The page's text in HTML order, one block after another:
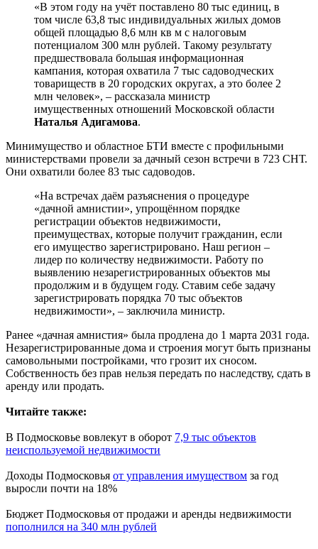
«В этом году на учёт поставлено 80 тыс единиц, в
том числе 63,8 тыс индивидуальных жилых домов
общей площадью 8,6 млн кв м с налоговым
потенциалом 300 млн рублей. Такому результату
предшествовала большая информационная
кампания, которая охватила 7 тыс садоводческих
товариществ в 20 городских округах, а это более 2
млн человек», – рассказала министр
имущественных отношений Московской области
Наталья Адигамова.
Минимущество и областное БТИ вместе с профильными
министерствами провели за дачный сезон встречи в 723 СНТ.
Они охватили более 83 тыс садоводов.
«На встречах даём разъяснения о процедуре
«дачной амнистии», упрощённом порядке
регистрации объектов недвижимости,
преимуществах, которые получит гражданин, если
его имущество зарегистрировано. Наш регион –
лидер по количеству недвижимости. Работу по
выявлению незарегистрированных объектов мы
продолжим и в будущем году. Ставим себе задачу
зарегистрировать порядка 70 тыс объектов
недвижимости», – заключила министр.
Ранее «дачная амнистия» была продлена до 1 марта 2031 года.
Незарегистрированные дома и строения могут быть признаны
самовольными постройками, что грозит их сносом.
Собственность без прав нельзя передать по наследству, сдать в
аренду или продать.
Читайте также:
В Подмосковье вовлекут в оборот 7,9 тыс объектов
неиспользуемой недвижимости
Доходы Подмосковья от управления имуществом за год
выросли почти на 18%
Бюджет Подмосковья от продажи и аренды недвижимости
пополнился на 340 млн рублей